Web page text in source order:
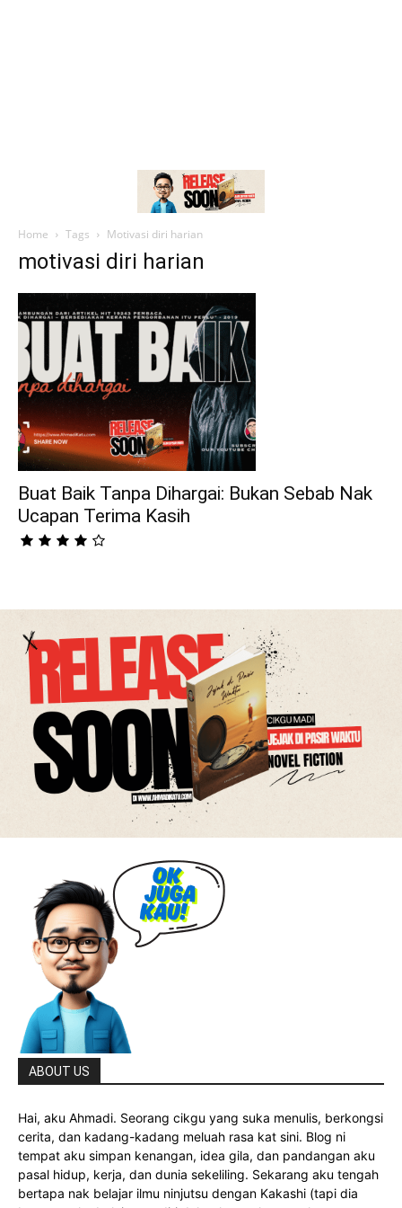
Home Tags Motivasi diri harian
motivasi diri harian
Buat Baik Tanpa Dihargai: Bukan Sebab Nak
Ucapan Terima Kasih
ABOUT US
Hai, aku Ahmadi. Seorang cikgu yang suka menulis, berkongsi
cerita, dan kadang-kadang meluah rasa kat sini. Blog ni
tempat aku simpan kenangan, idea gila, dan pandangan aku
pasal hidup, kerja, dan dunia sekeliling. Sekarang aku tengah
bertapa nak belajar ilmu ninjutsu dengan Kakashi (tapi dia